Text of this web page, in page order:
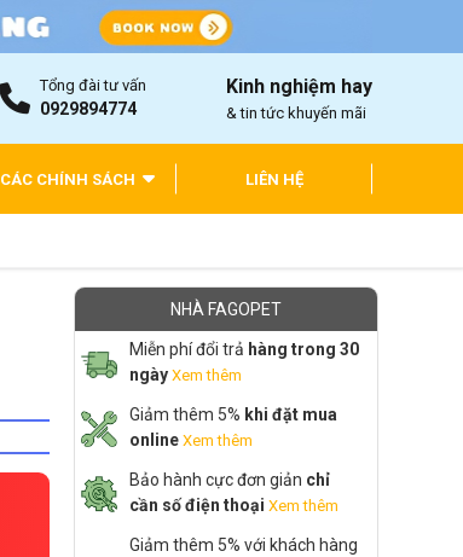
Tổng đài tư vấn
0929894774
Kinh nghiệm hay
& tin tức khuyến mãi
CÁC CHÍNH SÁCH LIÊN HỆ
NHÀ FAGOPET
Miễn phí đổi trả hàng trong 30
ngày Xem thêm
Giảm thêm 5% khi đặt mua
online Xem thêm
Bảo hành cực đơn giản chỉ
cần số điện thoại Xem thêm
Giảm thêm 5% với khách hàng